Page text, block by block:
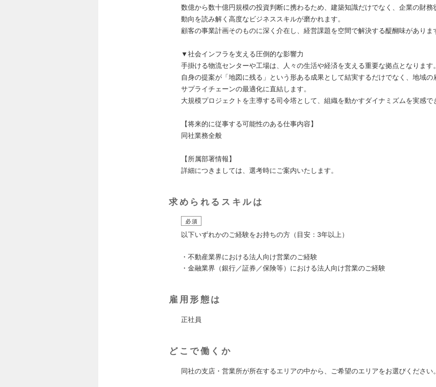
数億から数十億円規模の投資判断に携わるため、建築知識だけでなく、企業の財務
動向を読み解く高度なビジネススキルが磨かれます。
顧客の事業計画そのものに深く介在し、経営課題を空間で解決する醍醐味がありま
▼社会インフラを支える圧倒的な影響力
手掛ける物流センターや工場は、人々の生活や経済を支える重要な拠点となります
自身の提案が「地図に残る」という形ある成果として結実するだけでなく、地域の
サプライチェーンの最適化に直結します。
大規模プロジェクトを主導する司令塔として、組織を動かすダイナミズムを実感で
【将来的に従事する可能性のある仕事内容】
同社業務全般
【所属部署情報】
詳細につきましては、選考時にご案内いたします。
求められるスキルは
必須
以下いずれかのご経験をお持ちの方（目安：3年以上）
・不動産業界における法人向け営業のご経験
・金融業界（銀行／証券／保険等）における法人向け営業のご経験
雇用形態は
正社員
どこで働くか
同社の支店・営業所が所在するエリアの中から、ご希望のエリアをお選びください